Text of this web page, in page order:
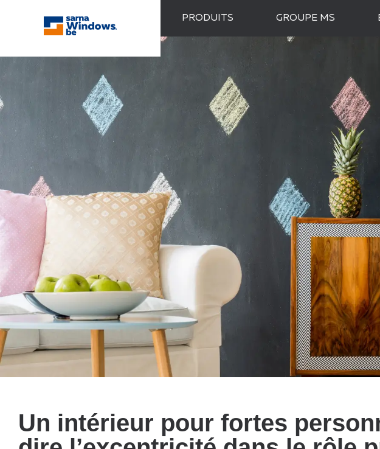
PRODUITS GROUPE MS
Un intérieur pour fortes